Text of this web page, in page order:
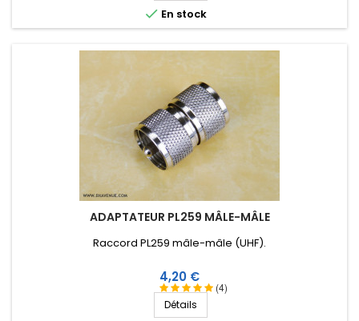
 En stock
ADAPTATEUR PL259 MÂLE-MÂLE
(4)
Raccord PL259 mâle-mâle (UHF).
Prix
4,20 €
Détails